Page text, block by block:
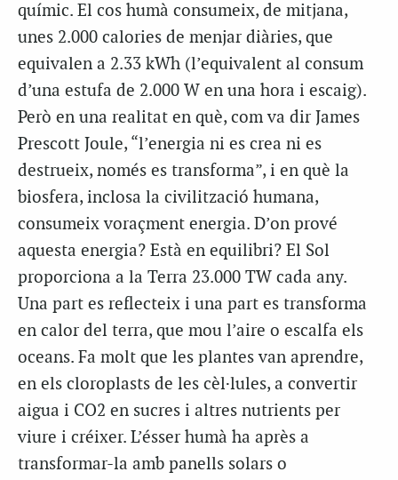
químic. El cos humà consumeix, de mitjana,
unes 2.000 calories de menjar diàries, que
equivalen a 2.33 kWh (l’equivalent al consum
d’una estufa de 2.000 W en una hora i escaig).
Però en una realitat en què, com va dir James
Prescott Joule, “l’energia ni es crea ni es
destrueix, només es transforma”, i en què la
biosfera, inclosa la civilització humana,
consumeix voraçment energia. D’on prové
aquesta energia? Està en equilibri? El Sol
proporciona a la Terra 23.000 TW cada any.
Una part es reflecteix i una part es transforma
en calor del terra, que mou l’aire o escalfa els
oceans. Fa molt que les plantes van aprendre,
en els cloroplasts de les cèl·lules, a convertir
aigua i CO2 en sucres i altres nutrients per
viure i créixer. L’ésser humà ha après a
transformar-la amb panells solars o